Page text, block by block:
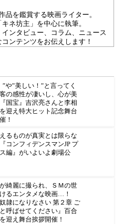
品を鑑賞する映画ライター。
ネ坊主」を中心に執筆。
ンタビュー、コラム、ニュース
ンテンツをお伝えします！
”や”美しい！”と言ってく
の感性が凄いし、心が美
国宝』吉沢亮さんと李相
迎え特大ヒット記念舞台
！
るものが真実とは限らな
コンフィデンスマンJP プ
編』がいよいよ劇場公
綺麗に撮られ、ＳＭの世
るエンタメな映画…！
奴隷になりなさい 第２章 ご
呼ばせてください』百合
迎え舞台挨拶開催！